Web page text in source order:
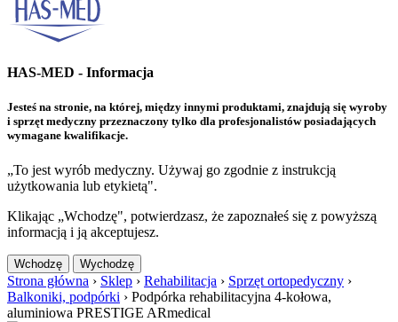
HAS-MED - Informacja
Jesteś na stronie, na której, między innymi produktami, znajdują się wyroby
i sprzęt medyczny przeznaczony tylko dla profesjonalistów posiadających
wymagane kwalifikacje.
„To jest wyrób medyczny. Używaj go zgodnie z instrukcją
użytkowania lub etykietą".
Klikając „Wchodzę", potwierdzasz, że zapoznałeś się z powyższą
informacją i ją akceptujesz.
Wchodzę Wychodzę
Strona główna › Sklep › Rehabilitacja › Sprzęt ortopedyczny ›
Balkoniki, podpórki › Podpórka rehabilitacyjna 4-kołowa,
aluminiowa PRESTIGE ARmedical